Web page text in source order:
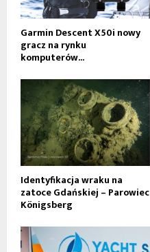
Garmin Descent X50i nowy
gracz na rynku
komputerów...
Identyfikacja wraku na
zatoce Gdańskiej – Parowiec
Königsberg